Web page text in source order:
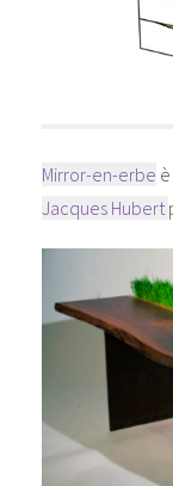
Mirror-en-erbe
Jacques Hubert